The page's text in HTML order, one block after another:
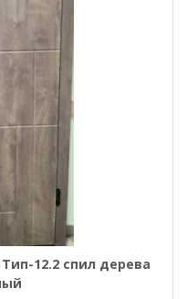
12.2 спил дерева